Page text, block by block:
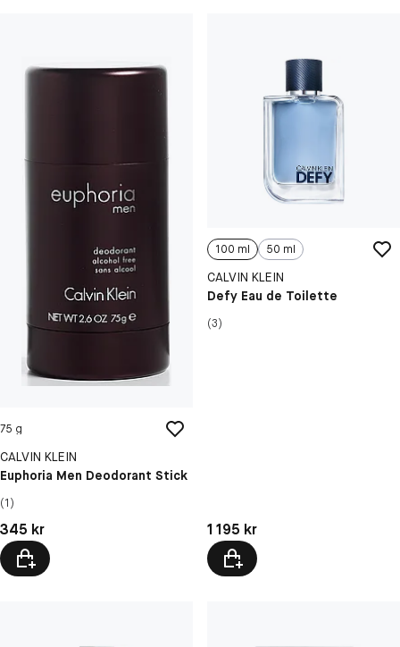
75 g
CALVIN KLEIN
Euphoria Men Deodorant Stick
(1)
Pris: 345 kr
345 kr
100 ml 50 ml
CALVIN KLEIN
Defy Eau de Toilette
(3)
Pris: 1 195 kr
1 195 kr